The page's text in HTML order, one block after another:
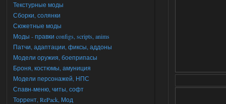
Текстурные моды
Сборки, солянки
Сюжетные моды
Моды - правки configs, scripts, anims
Патчи, адаптации, фиксы, аддоны
Модели оружия, боеприпасы
Броня, костюмы, амуниция
Модели персонажей, НПС
Спавн-меню, читы, софт
Торрент, RePack, Мод